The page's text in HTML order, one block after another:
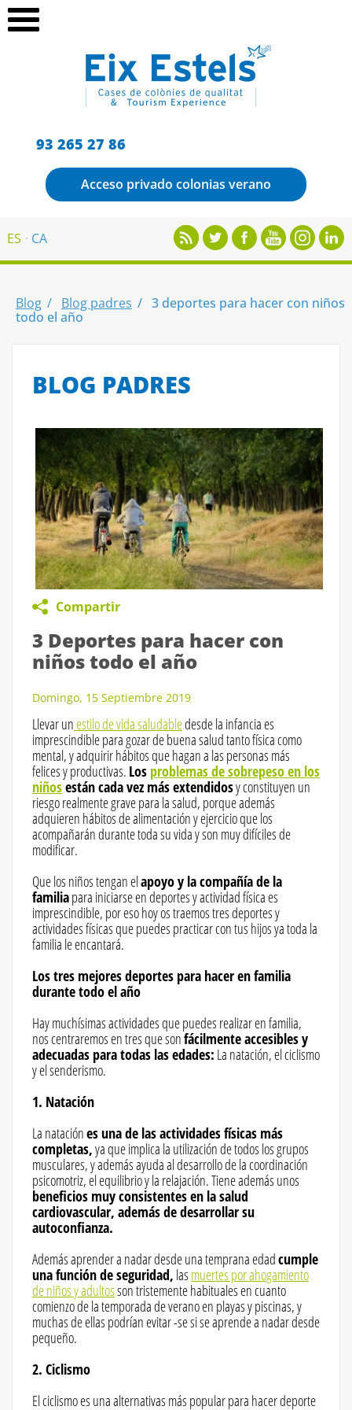
93 265 27 86
Acceso privado colonias verano
ES CA
Blog Blog padres
3 deportes para hacer con niños
todo el año
BLOG PADRES
Compartir
3 Deportes para hacer con
niños todo el año
Domingo, 15 Septiembre 2019
Llevar unestilo de vida saludabledesde la infancia es
imprescindible para gozar de buena salud tanto física como
mental, y adquirir hábitos que hagan a las personas más
felices y productivas. Los problemas de sobrepeso en los
niñosestán cada vez más extendidosy constituyen un
riesgo realmente grave para la salud, porque además
adquieren hábitos de alimentación y ejercicio que los
acompañarán durante toda su vida y son muy difíciles de
modificar.
Que los niños tengan elapoyo y la compañía de la
familiapara iniciarse en deportes y actividad física es
imprescindible, por eso hoy os traemos tres deportes y
actividades físicas que puedes practicar con tus hijos ya toda la
familia le encantará.
Los tres mejores deportes para hacer en familia
durante todo el año
Hay muchísimas actividades que puedes realizar en familia,
nos centraremos en tres que sonfácilmente accesibles y
adecuadas para todas las edades: La natación, el ciclismo
y el senderismo.
1. Natación
La nataciónes una de las actividades físicas más
completas,ya que implica la utilización de todos los grupos
musculares, y además ayuda al desarrollo de la coordinación
psicomotriz, el equilibrio y la relajación. Tiene además unos
beneficios muy consistentes en la salud
cardiovascular, además de desarrollar su
autoconfianza.
Además aprender a nadar desde una temprana edadcumple
una función de seguridad, las muertes por ahogamiento
de niños y adultosson tristemente habituales en cuanto
comienzo de la temporada de verano en playas y piscinas, y
muchas de ellas podrían evitar -se si se aprende a nadar desde
pequeño.
2. Ciclismo
El ciclismo es una alternativas más popular para hacer deporte